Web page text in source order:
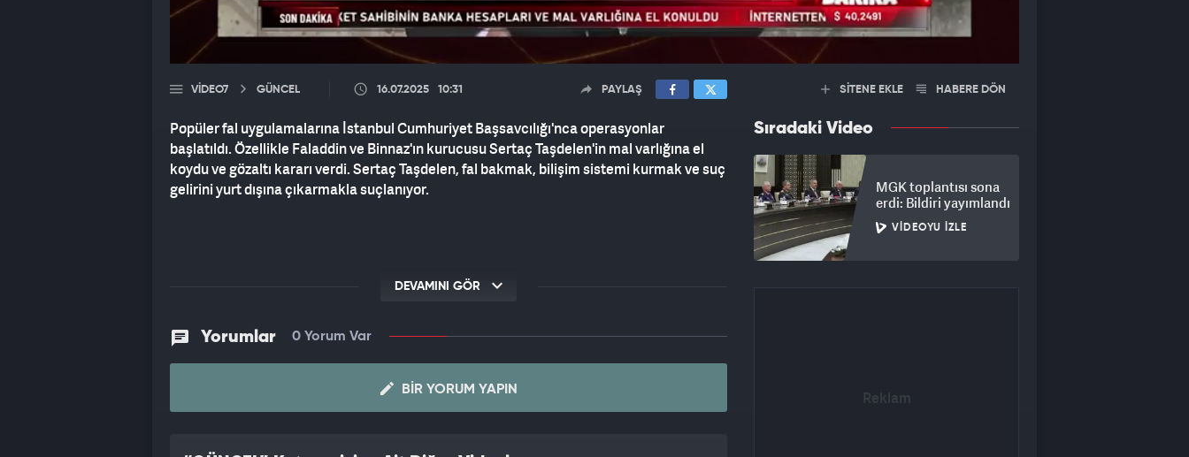
VIDEO7 GÜNCEL 16.07.2025 10:31 PAYLAŞ
Popüler fal uygulamalarına İstanbul Cumhuriyet Başsavcılığı'nca operasyonlar
başlatıldı. Özellikle Faladdin ve Binnaz'ın kurucusu Sertaç Taşdelen'in mal varlığına el
koydu ve gözaltı kararı verdi. Sertaç Taşdelen, fal bakmak, bilişim sistemi kurmak ve suç
gelirini yurt dışına çıkarmakla suçlanıyor.
DEVAMINI GÖR
Yorumlar 0 Yorum Var
BIR YORUM YAPIN
SİTENE EKLE HABERE DÖN
Sıradaki Video
MGK toplantısı sona
erdi: Bildiri yayımlandı
VIDEOYU İZLE